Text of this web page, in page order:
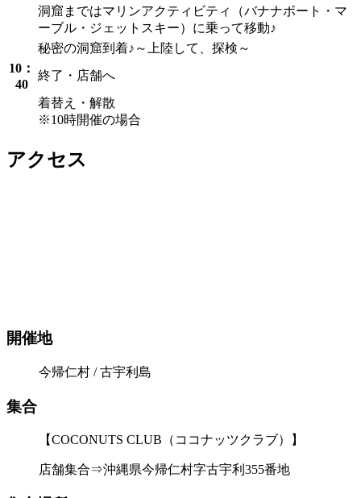
洞窟まではマリンアクティビティ（バナナボート・マ
ーブル・ジェットスキー）に乗って移動♪
秘密の洞窟到着♪～上陸して、探検～
10：
40
終了・店舗へ
着替え・解散
※10時開催の場合
アクセス
開催地
今帰仁村 / 古宇利島
集合
【COCONUTS CLUB（ココナッツクラブ）】
店舗集合⇒沖縄県今帰仁村字古宇利355番地